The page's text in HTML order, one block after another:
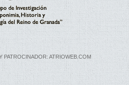
PATROCINADOR: ATRIOWEB.COM